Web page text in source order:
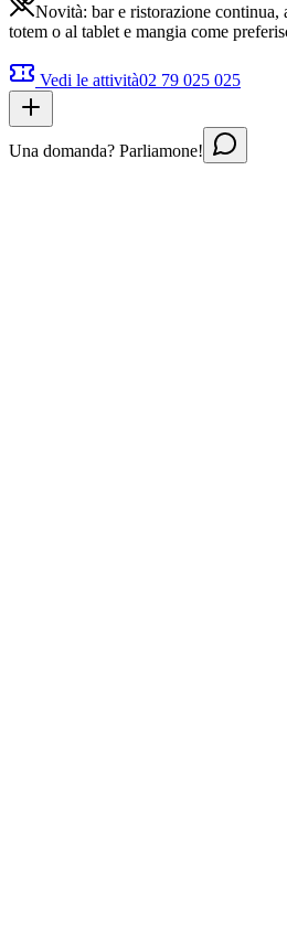
Novità: bar e ristorazione continua,
totem o al tablet e mangia come
Vedi le attività02 79 025 025
Una domanda? Parliamone!